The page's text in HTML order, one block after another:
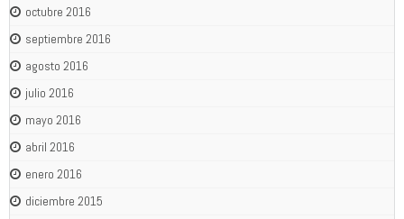
octubre 2016
septiembre 2016
agosto 2016
julio 2016
mayo 2016
abril 2016
enero 2016
diciembre 2015